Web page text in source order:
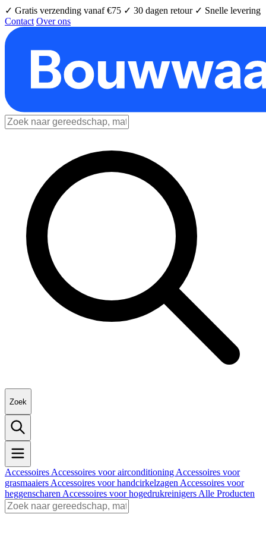
✓ Gratis verzending vanaf €75 ✓ 30 dagen retour ✓ Snelle levering
Contact Over ons
Zoek
Accessoires Accessoires voor airconditioning Accessoires voor
grasmaaiers Accessoires voor handcirkelzagen Accessoires voor
heggenscharen Accessoires voor hogedrukreinigers Alle Producten